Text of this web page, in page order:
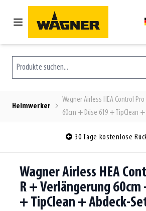
Zum Inhalt springen
Produkte suchen...
Heimwerker
Wagner Airless HEA Control
60cm + Düse 619 + TipClean
30 Tage kostenlose
Wagner Airless HEA
R + Verlängerung 60cm
+ TipClean + Abdeck-